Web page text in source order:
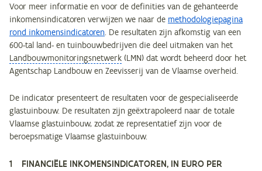
Voor meer informatie en voor de definities van de gehanteerde
inkomensindicatoren verwijzen we naar de methodologiepagina
rond inkomensindicatoren. De resultaten zijn afkomstig van een
600-tal land- en tuinbouwbedrijven die deel uitmaken van het
Landbouwmonitoringsnetwerk (LMN) dat wordt beheerd door het
Agentschap Landbouw en Zeevisserij van de Vlaamse overheid.
De indicator presenteert de resultaten voor de gespecialiseerde
glastuinbouw. De resultaten zijn geëxtrapoleerd naar de totale
Vlaamse glastuinbouw, zodat ze representatief zijn voor de
beroepsmatige Vlaamse glastuinbouw.
1 FINANCIËLE INKOMENSINDICATOREN, IN EURO PER